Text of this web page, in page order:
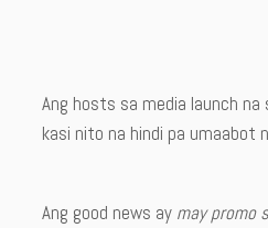
Ang hosts sa media launch na
kasi nito na hindi pa umaabot
Ang good news ay may promo